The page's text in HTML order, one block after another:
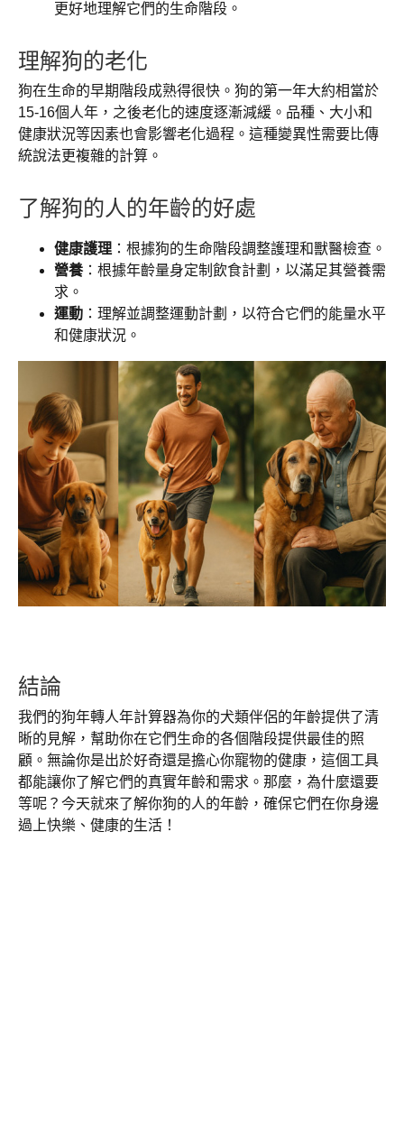
更好地理解它們的生命階段。
理解狗的老化
狗在生命的早期階段成熟得很快。狗的第一年大約相當於
15-16個人年，之後老化的速度逐漸減緩。品種、大小和
健康狀況等因素也會影響老化過程。這種變異性需要比傳
統說法更複雜的計算。
了解狗的人的年齡的好處
健康護理 ：根據狗的生命階段調整護理和獸醫檢查。
營養 ：根據年齡量身定制飲食計劃，以滿足其營養需
求。
運動 ：理解並調整運動計劃，以符合它們的能量水平
和健康狀況。
結論
我們的狗年轉人年計算器為你的犬類伴侶的年齡提供了清
晰的見解，幫助你在它們生命的各個階段提供最佳的照
顧。無論你是出於好奇還是擔心你寵物的健康，這個工具
都能讓你了解它們的真實年齡和需求。那麼，為什麼還要
等呢？今天就來了解你狗的人的年齡，確保它們在你身邊
過上快樂、健康的生活！